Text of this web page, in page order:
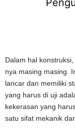
Dalam hal
nya masing masing.
lancar dan memiliki
yang harus di uji
kekerasan yang
satu sifat mekanik